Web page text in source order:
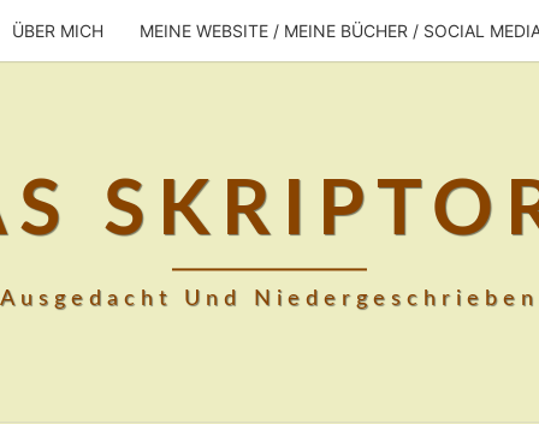
ÜBER MICH MEINE WEBSITE / MEINE BÜCHER / SOCIAL
Ausgedacht Und Niedergeschrieben